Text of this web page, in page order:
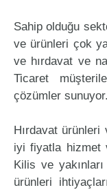
Sahip olduğu
ve ürünleri çok
ve hırdavat ve
Ticaret
çözümler sunuyor.
Hırdavat
iyi fiyatla hizmet
Kilis ve
ürünleri